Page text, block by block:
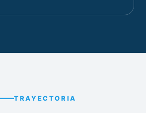
TRAYECTORIA